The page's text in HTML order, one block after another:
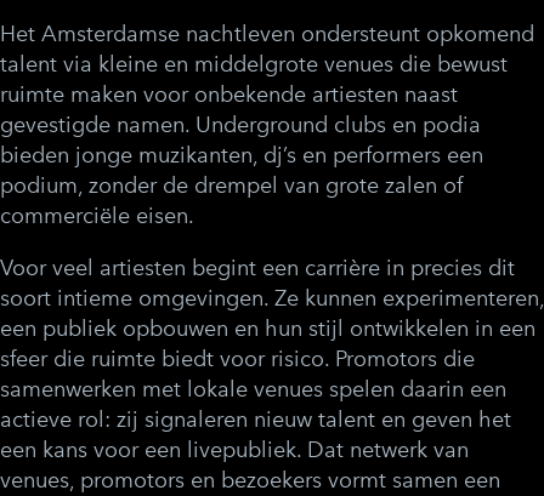
Het Amsterdamse nachtleven ondersteunt opkomend
talent via kleine en middelgrote venues die bewust
ruimte maken voor onbekende artiesten naast
gevestigde namen. Underground clubs en podia
bieden jonge muzikanten, dj’s en performers een
podium, zonder de drempel van grote zalen of
commerciële eisen.
Voor veel artiesten begint een carrière in precies dit
soort intieme omgevingen. Ze kunnen experimenteren,
een publiek opbouwen en hun stijl ontwikkelen in een
sfeer die ruimte biedt voor risico. Promotors die
samenwerken met lokale venues spelen daarin een
actieve rol: zij signaleren nieuw talent en geven het
een kans voor een livepubliek. Dat netwerk van
venues, promotors en bezoekers vormt samen een